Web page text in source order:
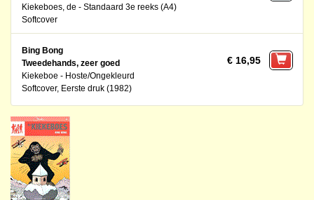
Kiekeboes, de - Standaard 3e reeks (A4)
Softcover
Bing Bong
Tweedehands, zeer goed
Kiekeboe - Hoste/Ongekleurd
Softcover, Eerste druk (1982)
€ 16,95